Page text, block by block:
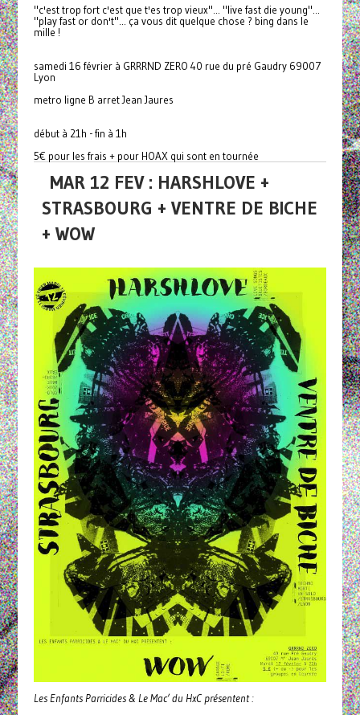
"c'est trop fort c'est que t'es trop vieux"... "live fast die young"...
"play fast or don't"... ça vous dit quelque chose ? bing dans le
mille !
samedi 16 février à GRRRND ZERO 40 rue du pré Gaudry 69007
Lyon
metro ligne B arret Jean Jaures
début à 21h - fin à 1h
5€ pour les frais + pour HOAX qui sont en tournée
MAR 12 FEV : HARSHLOVE +
STRASBOURG + VENTRE DE BICHE
+ WOW
Les Enfants Parricides & Le Mac’ du HxC présentent :